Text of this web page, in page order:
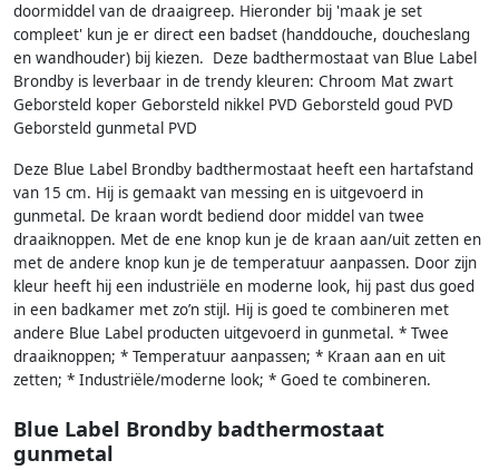
doormiddel van de draaigreep. Hieronder bij 'maak je set
compleet' kun je er direct een badset (handdouche, doucheslang
en wandhouder) bij kiezen. Deze badthermostaat van Blue Label
Brondby is leverbaar in de trendy kleuren: Chroom Mat zwart
Geborsteld koper Geborsteld nikkel PVD Geborsteld goud PVD
Geborsteld gunmetal PVD
Deze Blue Label Brondby badthermostaat heeft een hartafstand
van 15 cm. Hij is gemaakt van messing en is uitgevoerd in
gunmetal. De kraan wordt bediend door middel van twee
draaiknoppen. Met de ene knop kun je de kraan aan/uit zetten en
met de andere knop kun je de temperatuur aanpassen. Door zijn
kleur heeft hij een industriële en moderne look, hij past dus goed
in een badkamer met zo’n stijl. Hij is goed te combineren met
andere Blue Label producten uitgevoerd in gunmetal. * Twee
draaiknoppen; * Temperatuur aanpassen; * Kraan aan en uit
zetten; * Industriële/moderne look; * Goed te combineren.
Blue Label Brondby badthermostaat
gunmetal